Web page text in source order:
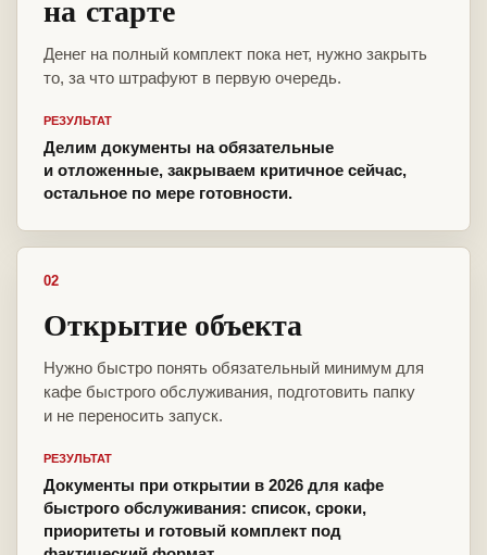
на старте
Денег на полный комплект пока нет, нужно закрыть
то, за что штрафуют в первую очередь.
РЕЗУЛЬТАТ
Делим документы на обязательные
и отложенные, закрываем критичное сейчас,
остальное по мере готовности.
02
Открытие объекта
Нужно быстро понять обязательный минимум для
кафе быстрого обслуживания, подготовить папку
и не переносить запуск.
РЕЗУЛЬТАТ
Документы при открытии в 2026 для кафе
быстрого обслуживания: список, сроки,
приоритеты и готовый комплект под